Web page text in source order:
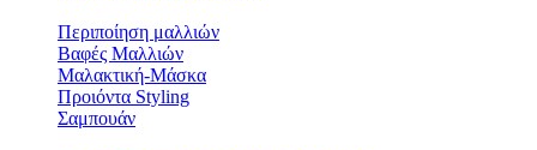
Περιποίηση μαλλιών
Βαφές Μαλλιών
Μαλακτική-Μάσκα
Προιόντα Styling
Σαμπουάν